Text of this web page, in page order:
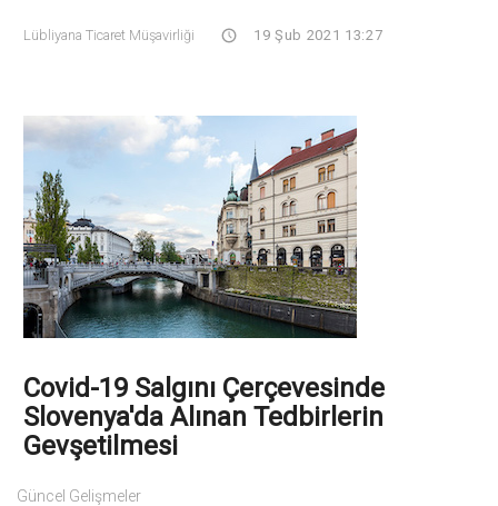
Lübliyana Ticaret Müşavirliği 19 Şub 2021 13:27
Covid-19 Salgını Çerçevesinde
Slovenya'da Alınan Tedbirlerin
Gevşetilmesi
Güncel Gelişmeler